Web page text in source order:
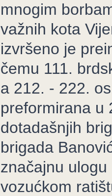
mnogim
važnih kota
izvršeno je
čemu 111.
a 212. - 222.
preformirana u
dotadašnjih
brigada
značajnu
vozućkom